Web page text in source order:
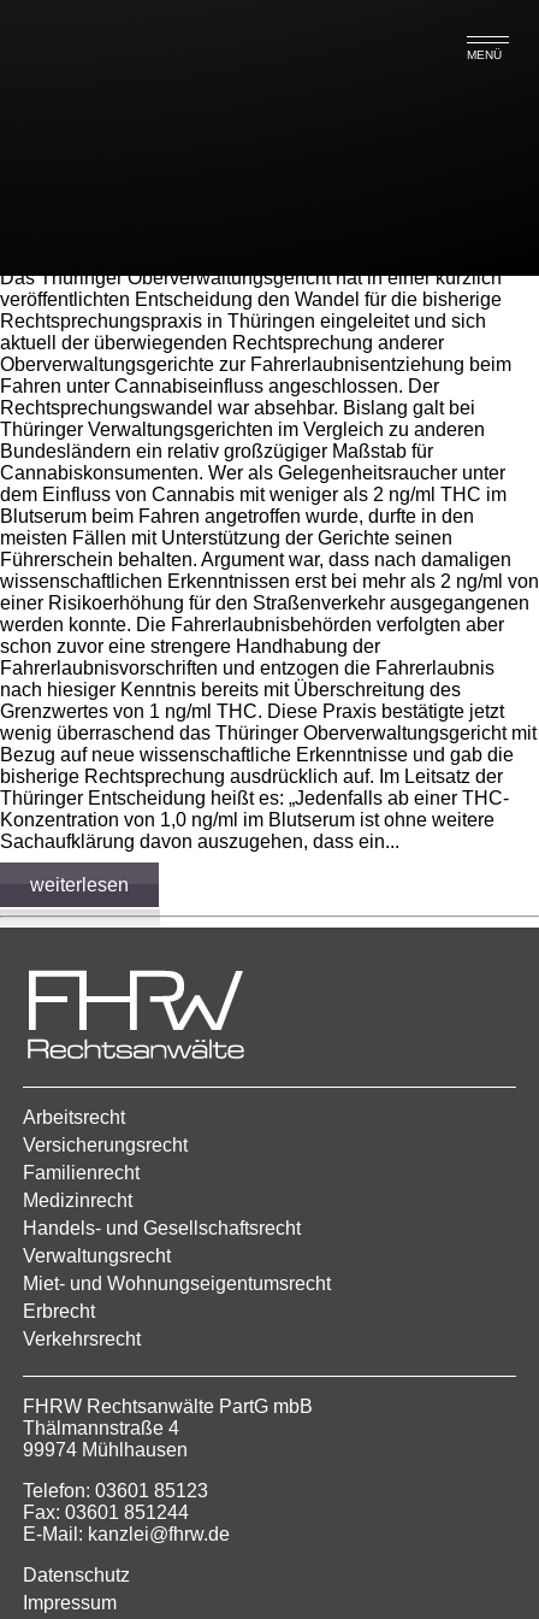
MENÜ
Das Thüringer Oberverwaltungsgericht hat in einer kürzlich
veröffentlichten Entscheidung den Wandel für die bisherige
Rechtsprechungspraxis in Thüringen eingeleitet und sich
aktuell der überwiegenden Rechtsprechung anderer
Oberverwaltungsgerichte zur Fahrerlaubnisentziehung beim
Fahren unter Cannabiseinfluss angeschlossen. Der
Rechtsprechungswandel war absehbar. Bislang galt bei
Thüringer Verwaltungsgerichten im Vergleich zu anderen
Bundesländern ein relativ großzügiger Maßstab für
Cannabiskonsumenten. Wer als Gelegenheitsraucher unter
dem Einfluss von Cannabis mit weniger als 2 ng/ml THC im
Blutserum beim Fahren angetroffen wurde, durfte in den
meisten Fällen mit Unterstützung der Gerichte seinen
Führerschein behalten. Argument war, dass nach damaligen
wissenschaftlichen Erkenntnissen erst bei mehr als 2 ng/ml von
einer Risikoerhöhung für den Straßenverkehr ausgegangenen
werden konnte. Die Fahrerlaubnisbehörden verfolgten aber
schon zuvor eine strengere Handhabung der
Fahrerlaubnisvorschriften und entzogen die Fahrerlaubnis
nach hiesiger Kenntnis bereits mit Überschreitung des
Grenzwertes von 1 ng/ml THC. Diese Praxis bestätigte jetzt
wenig überraschend das Thüringer Oberverwaltungsgericht mit
Bezug auf neue wissenschaftliche Erkenntnisse und gab die
bisherige Rechtsprechung ausdrücklich auf. Im Leitsatz der
Thüringer Entscheidung heißt es: „Jedenfalls ab einer THC-
Konzentration von 1,0 ng/ml im Blutserum ist ohne weitere
Sachaufklärung davon auszugehen, dass ein...
weiterlesen
Arbeitsrecht
Versicherungsrecht
Familienrecht
Medizinrecht
Handels- und Gesellschaftsrecht
Verwaltungsrecht
Miet- und Wohnungseigentumsrecht
Erbrecht
Verkehrsrecht
FHRW Rechtsanwälte PartG mbB
Thälmannstraße 4
99974 Mühlhausen
Telefon: 03601 85123
Fax: 03601 851244
E-Mail: kanzlei@fhrw.de
Datenschutz
Impressum